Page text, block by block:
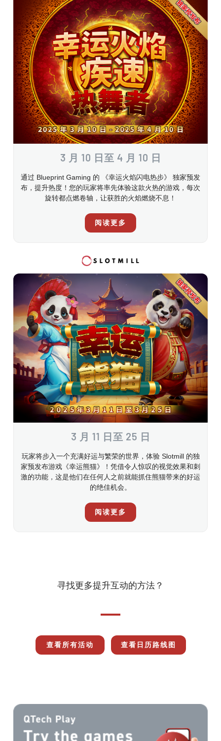
3 月 10 日至 4 月 10 日
通过 Blueprint Gaming 的 《幸运火焰闪电热步》 独家预发
布，提升热度！您的玩家将率先体验这款火热的游戏，每次
旋转都点燃卷轴，让获胜的火焰燃烧不息！
阅读更多
3 月 11 日至 25 日
玩家将步入一个充满好运与繁荣的世界，体验 Slotmill 的独
家预发布游戏《幸运熊猫》！凭借令人惊叹的视觉效果和刺
激的功能，这是他们在任何人之前就能抓住熊猫带来的好运
的绝佳机会。
阅读更多
寻找更多提升互动的方法？
查看所有活动 查看日历路线图